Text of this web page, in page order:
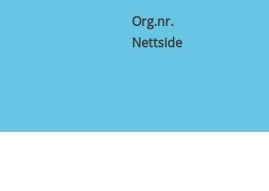
Org.nr.
Nettside